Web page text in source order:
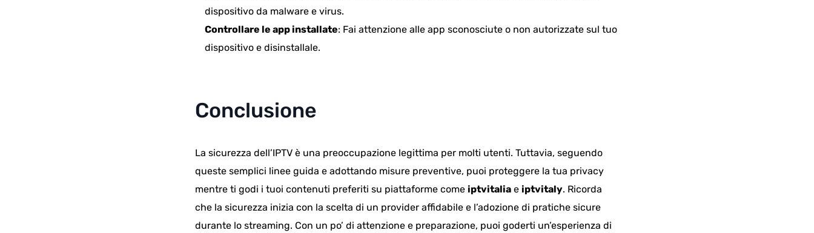
dispositivo da malware e virus.
Controllare le app installate: Fai attenzione alle app sconosciute o non autorizzate sul tuo
dispositivo e disinstallale.
Conclusione
La sicurezza dell’IPTV è una preoccupazione legittima per molti utenti. Tuttavia, seguendo
queste semplici linee guida e adottando misure preventive, puoi proteggere la tua privacy
mentre ti godi i tuoi contenuti preferiti su piattaforme come iptvitalia e iptvitaly. Ricorda
che la sicurezza inizia con la scelta di un provider affidabile e l’adozione di pratiche sicure
durante lo streaming. Con un po’ di attenzione e preparazione, puoi goderti un’esperienza di